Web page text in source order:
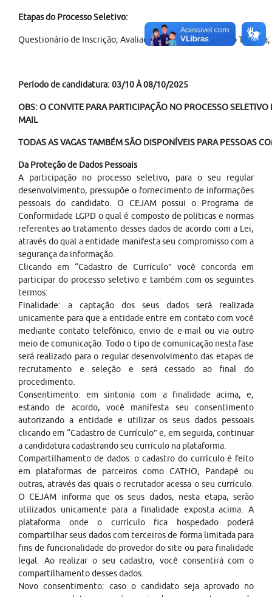
Etapas do Processo Seletivo:
Questionário de Inscrição; Avaliação Curricular; Avaliação
Período de candidatura: 03/10 À 08/10/2025
OBS: O CONVITE PARA PARTICIPAÇÃO NO PROCESSO SELETIVO
MAIL
TODAS AS VAGAS TAMBÉM SÃO DISPONÍVEIS PARA PESSOAS
Da Proteção de Dados Pessoais
A participação no processo seletivo, para o seu regular
desenvolvimento, pressupõe o fornecimento de informações
pessoais do candidato. O CEJAM possui o Programa de
Conformidade LGPD o qual é composto de políticas e normas
referentes ao tratamento desses dados de acordo com a Lei,
através do qual a entidade manifesta seu compromisso com a
segurança da informação.
Clicando em “Cadastro de Currículo” você concorda em
participar do processo seletivo e também com os seguintes
termos:
Finalidade: a captação dos seus dados será realizada
unicamente para que a entidade entre em contato com você
mediante contato telefônico, envio de e-mail ou via outro
meio de comunicação. Todo o tipo de comunicação nesta fase
será realizado para o regular desenvolvimento das etapas de
recrutamento e seleção e será cessado ao final do
procedimento.
Consentimento: em sintonia com a finalidade acima, e,
estando de acordo, você manifesta seu consentimento
autorizando a entidade e utilizar os seus dados pessoais
clicando em “Cadastro de Currículo” e, em seguida, continuar
a candidatura cadastrando seu currículo na plataforma.
Compartilhamento de dados: o cadastro do currículo é feito
em plataformas de parceiros como CATHO, Pandapé ou
outras, através das quais o recrutador acessa o seu currículo.
O CEJAM informa que os seus dados, nesta etapa, serão
utilizados unicamente para a finalidade exposta acima. A
plataforma onde o currículo fica hospedado poderá
compartilhar seus dados com terceiros de forma limitada para
fins de funcionalidade do provedor do site ou para finalidade
legal. Ao realizar o seu cadastro, você consentirá com o
compartilhamento desses dados.
Novo consentimento: caso o candidato seja aprovado no